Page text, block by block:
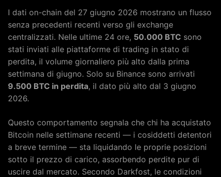
I dati on-chain del 27 giugno 2026 mostrano un flusso
senza precedenti recenti verso gli exchange
centralizzati. Nelle ultime 24 ore, 50.000 BTC sono
stati inviati alle piattaforme di trading in stato di
perdita, il volume giornaliero più alto dalla prima
settimana di giugno. Solo su Binance sono arrivati
9.500 BTC in perdita, il dato più alto dal 3 giugno
2026.
Questo comportamento segnala che chi ha acquistato
Bitcoin nelle settimane recenti — i cosiddetti detentori
a breve termine — sta liquidando le proprie posizioni
sotto il prezzo di carico, assorbendo perdite pur di
uscire dal mercato. Secondo Darkfost, le condizioni